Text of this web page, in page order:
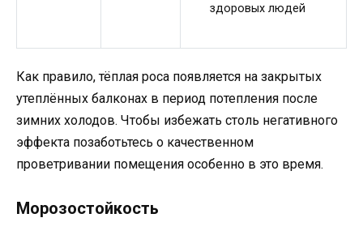
здоровых людей
Как правило, тёплая роса появляется на закрытых
утеплённых балконах в период потепления после
зимних холодов. Чтобы избежать столь негативного
эффекта позаботьтесь о качественном
проветривании помещения особенно в это время.
Морозостойкость